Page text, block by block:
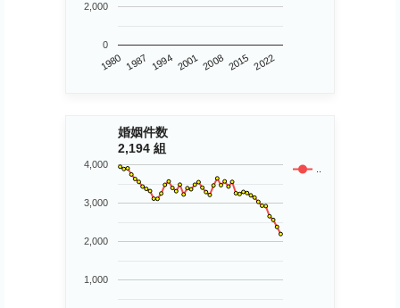
1980 1987 1994 2001 2008 2015 2022
0
2,000
婚姻件数
2,194 組
..
1,000
2,000
3,000
4,000